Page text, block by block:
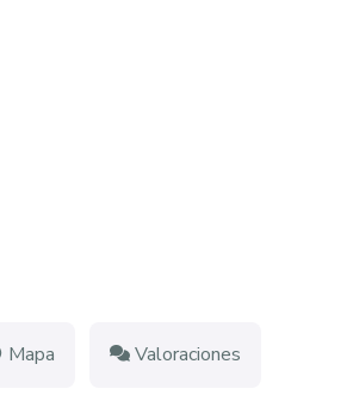
Mapa Valoraciones